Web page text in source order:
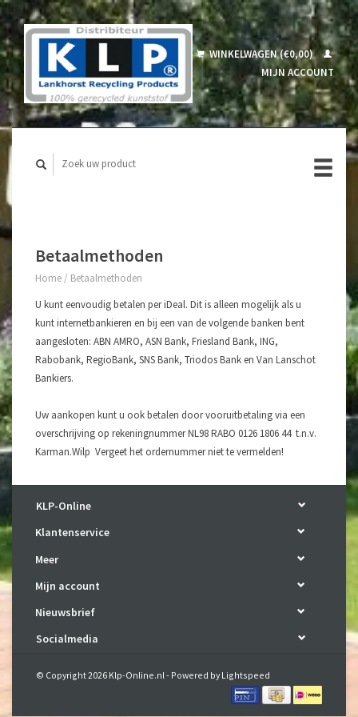
WINKELWAGEN (€0,00)
MIJN ACCOUNT
Betaalmethoden
Home / Betaalmethoden
U kunt eenvoudig betalen per iDeal. Dit is alleen mogelijk als u
kunt internetbankieren en bij een van de volgende banken bent
aangesloten: ABN AMRO, ASN Bank, Friesland Bank, ING,
Rabobank, RegioBank, SNS Bank, Triodos Bank en Van Lanschot
Bankiers.
Uw aankopen kunt u ook betalen door vooruitbetaling via een
overschrijving op rekeningnummer NL98 RABO 0126 1806 44 t.n.v.
Karman.Wilp Vergeet het ordernummer niet te vermelden!
KLP-Online
Klantenservice
Meer
Mijn account
Nieuwsbrief
Socialmedia
© Copyright 2026 Klp-Online.nl - Powered byLightspeed